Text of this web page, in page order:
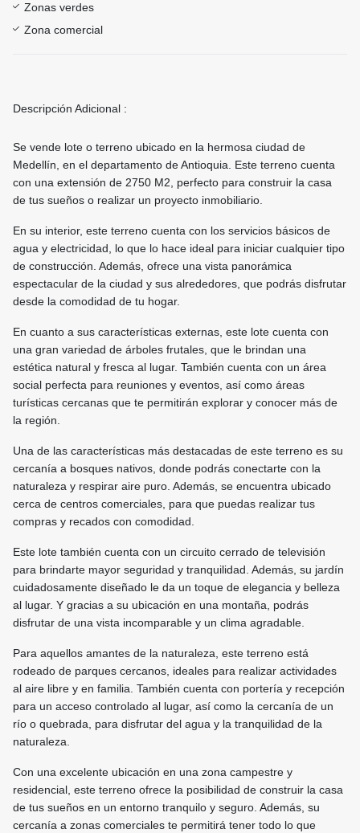
Zonas verdes
Zona comercial
Descripción Adicional :
Se vende lote o terreno ubicado en la hermosa ciudad de
Medellín, en el departamento de Antioquia. Este terreno cuenta
con una extensión de 2750 M2, perfecto para construir la casa
de tus sueños o realizar un proyecto inmobiliario.
En su interior, este terreno cuenta con los servicios básicos de
agua y electricidad, lo que lo hace ideal para iniciar cualquier tipo
de construcción. Además, ofrece una vista panorámica
espectacular de la ciudad y sus alrededores, que podrás disfrutar
desde la comodidad de tu hogar.
En cuanto a sus características externas, este lote cuenta con
una gran variedad de árboles frutales, que le brindan una
estética natural y fresca al lugar. También cuenta con un área
social perfecta para reuniones y eventos, así como áreas
turísticas cercanas que te permitirán explorar y conocer más de
la región.
Una de las características más destacadas de este terreno es su
cercanía a bosques nativos, donde podrás conectarte con la
naturaleza y respirar aire puro. Además, se encuentra ubicado
cerca de centros comerciales, para que puedas realizar tus
compras y recados con comodidad.
Este lote también cuenta con un circuito cerrado de televisión
para brindarte mayor seguridad y tranquilidad. Además, su jardín
cuidadosamente diseñado le da un toque de elegancia y belleza
al lugar. Y gracias a su ubicación en una montaña, podrás
disfrutar de una vista incomparable y un clima agradable.
Para aquellos amantes de la naturaleza, este terreno está
rodeado de parques cercanos, ideales para realizar actividades
al aire libre y en familia. También cuenta con portería y recepción
para un acceso controlado al lugar, así como la cercanía de un
río o quebrada, para disfrutar del agua y la tranquilidad de la
naturaleza.
Con una excelente ubicación en una zona campestre y
residencial, este terreno ofrece la posibilidad de construir la casa
de tus sueños en un entorno tranquilo y seguro. Además, su
cercanía a zonas comerciales te permitirá tener todo lo que